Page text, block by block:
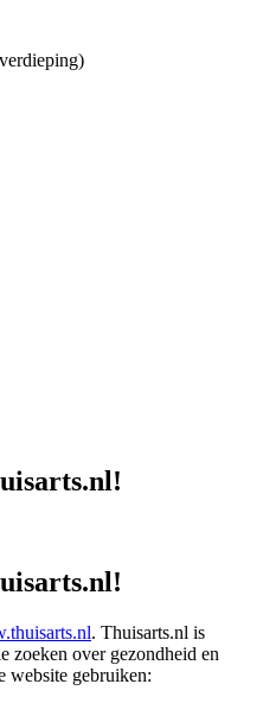
. Thuisarts.nl is
zoeken over gezondheid en
website gebruiken: